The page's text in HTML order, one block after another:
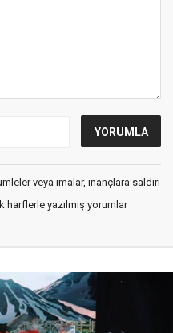
veya imalar, inançlara saldırı
harflerle yazılmış yorumlar